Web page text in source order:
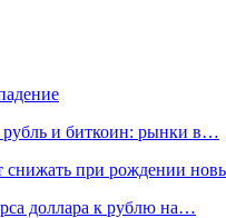
и биткоин: рынки в…
снижать при рождении
доллара к рублю на…